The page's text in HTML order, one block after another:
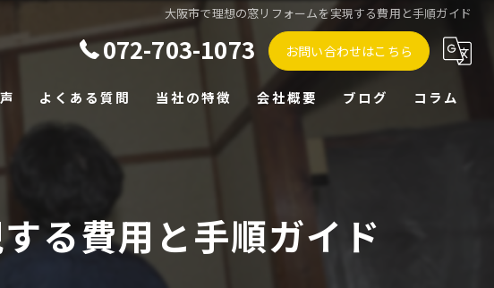
大阪市で理想の窓リフォームを実現する費用と手順ガイド
072-703-1073 お問い合わせはこちら
よくある質問 当社の特徴
外構
水回り
会社概要 ブログ コラム
る費用と手順ガイド